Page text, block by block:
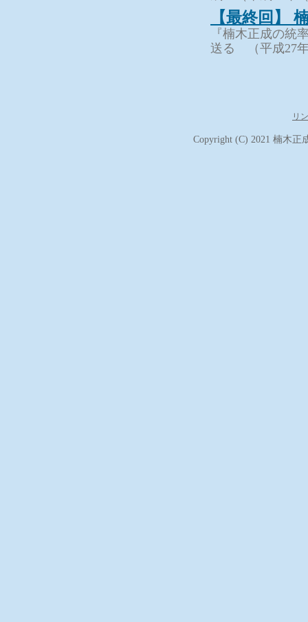
【最終回】
『楠木正成の統
送る （平成27
リ
Copyright (C) 2021 楠木正